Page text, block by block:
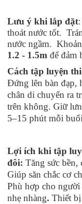
Lưu ý khi lắp đặt:
thoát nước tốt.
nước ngầm.
1.2 - 1.5m để đảm
Cách tập luyện
Đứng lên bàn đạp,
chân di chuyển ra
trên không. Giữ
5–15 phút mỗi
Lợi ích khi tập
đôi: Tăng sức bền,
Giúp săn chắc cơ
Phù hợp cho
nhẹ nhàng. Thiết